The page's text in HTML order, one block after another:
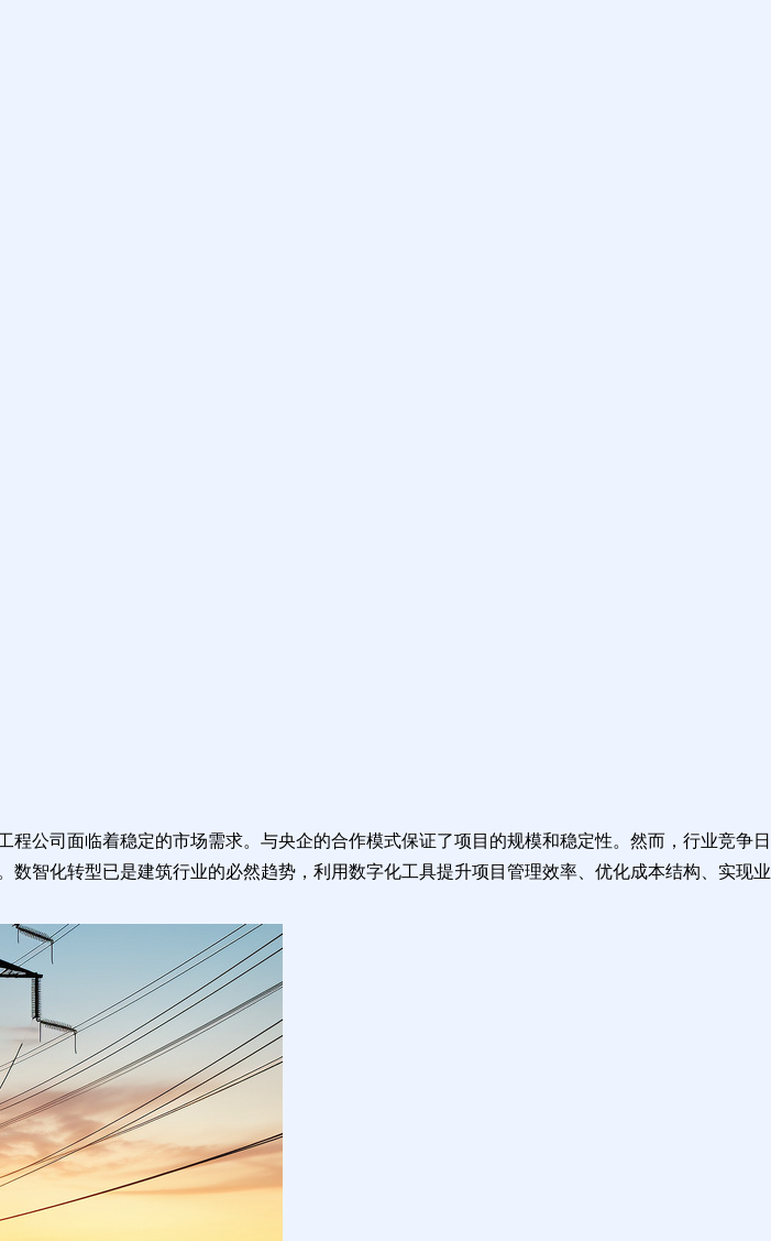
公司面临着稳定的市场需求。与央企的合作模式保证了项目的规模和稳定性。然而，行业竞争日
智化转型已是建筑行业的必然趋势，利用数字化工具提升项目管理效率、优化成本结构、实现业